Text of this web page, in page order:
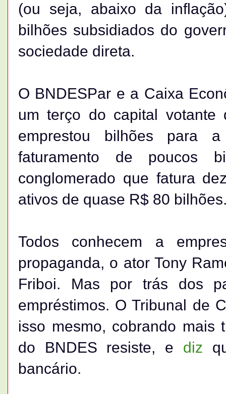
(ou seja, abaixo da
bilhões subsidiados do
sociedade direta.
O BNDESPar e a Caixa
um terço do capital votante
emprestou bilhões para
faturamento de poucos
conglomerado que fatura
ativos de quase R$ 80
Todos conhecem a
propaganda, o ator Tony
Friboi. Mas por trás dos
empréstimos. O Tribunal de
isso mesmo, cobrando mais
do BNDES resiste, e diz
bancário.